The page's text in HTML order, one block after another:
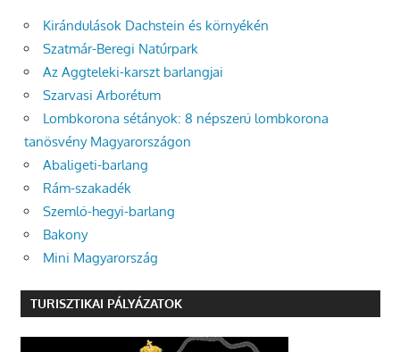
Kirándulások Dachstein és környékén
Szatmár-Beregi Natúrpark
Az Aggteleki-karszt barlangjai
Szarvasi Arborétum
Lombkorona sétányok: 8 népszerű lombkorona
tanösvény Magyarországon
Abaligeti-barlang
Rám-szakadék
Szemlő-hegyi-barlang
Bakony
Mini Magyarország
TURISZTIKAI PÁLYÁZATOK